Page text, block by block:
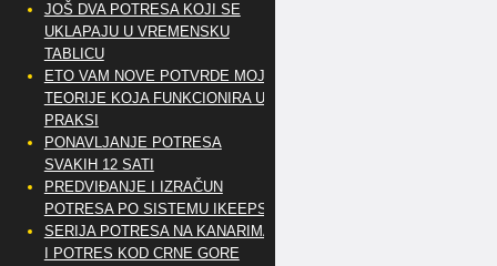
JOŠ DVA POTRESA KOJI SE
UKLAPAJU U VREMENSKU
TABLICU
ETO VAM NOVE POTVRDE MOJE
TEORIJE KOJA FUNKCIONIRA U
PRAKSI
PONAVLJANJE POTRESA
SVAKIH 12 SATI
PREDVIĐANJE I IZRAČUN
POTRESA PO SISTEMU IKEEPS
SERIJA POTRESA NA KANARIMA
I POTRES KOD CRNE GORE